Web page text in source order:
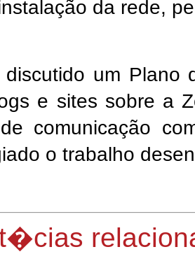
da rede,
um Plano
e sites sobre a
comunicação
o trabalho